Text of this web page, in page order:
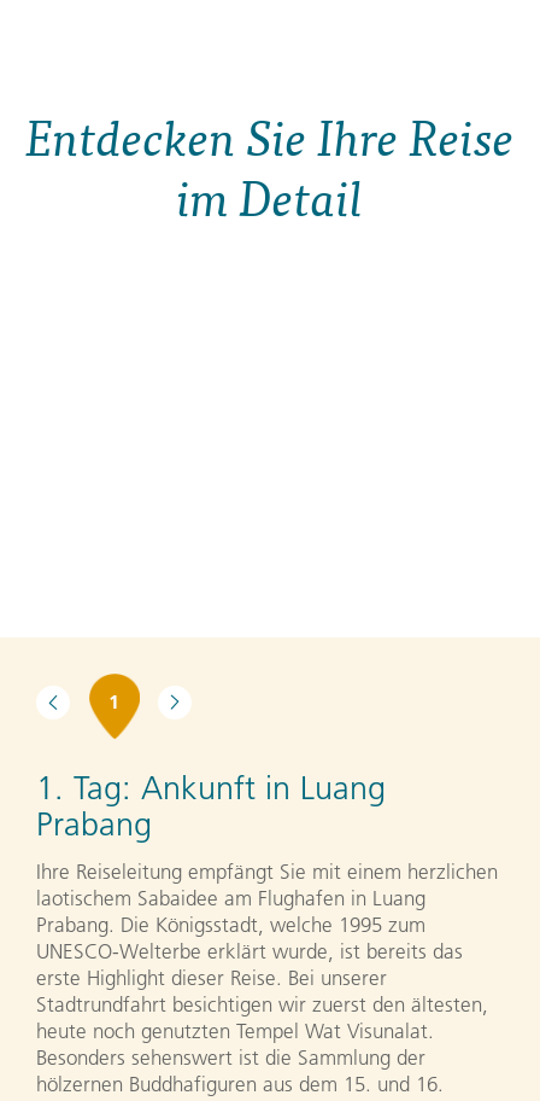
Entdecken Sie Ihre Reise
im Detail
1
1. Tag: Ankunft in Luang
Prabang
Ihre Reiseleitung empfängt Sie mit einem herzlichen
laotischem Sabaidee am Flughafen in Luang
Prabang. Die Königsstadt, welche 1995 zum
UNESCO-Welterbe erklärt wurde, ist bereits das
erste Highlight dieser Reise. Bei unserer
Stadtrundfahrt besichtigen wir zuerst den ältesten,
heute noch genutzten Tempel Wat Visunalat.
Besonders sehenswert ist die Sammlung der
hölzernen Buddhafiguren aus dem 15. und 16.